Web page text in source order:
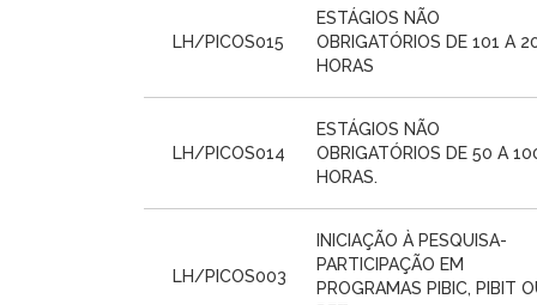
LH/PICOS015
ESTÁGIOS NÃO
OBRIGATÓRIOS DE 101 A
HORAS
LH/PICOS014
ESTÁGIOS NÃO
OBRIGATÓRIOS DE 50 A
HORAS.
LH/PICOS003
INICIAÇÃO À PESQUISA-
PARTICIPAÇÃO EM
PROGRAMAS PIBIC, PIBIT